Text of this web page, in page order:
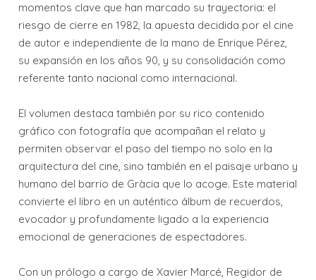
momentos clave que han marcado su trayectoria: el
riesgo de cierre en 1982, la apuesta decidida por el cine
de autor e independiente de la mano de Enrique Pérez,
su expansión en los años 90, y su consolidación como
referente tanto nacional como internacional.
El volumen destaca también por su rico contenido
gráfico con fotografía que acompañan el relato y
permiten observar el paso del tiempo no solo en la
arquitectura del cine, sino también en el paisaje urbano y
humano del barrio de Gràcia que lo acoge. Este material
convierte el libro en un auténtico álbum de recuerdos,
evocador y profundamente ligado a la experiencia
emocional de generaciones de espectadores.
Con un prólogo a cargo de Xavier Marcé, Regidor de